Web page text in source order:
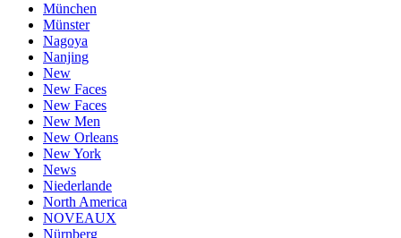
München
Münster
Nagoya
Nanjing
New
New Faces
New Faces
New Men
New Orleans
New York
News
Niederlande
North America
NOVEAUX
Nürnberg